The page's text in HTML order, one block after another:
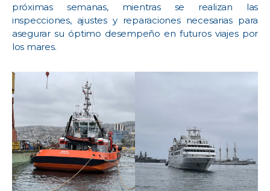
próximas semanas, mientras se realizan las
inspecciones, ajustes y reparaciones necesarias para
asegurar su óptimo desempeño en futuros viajes por
los mares.